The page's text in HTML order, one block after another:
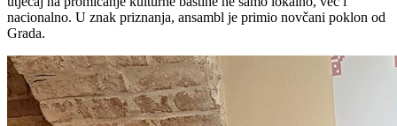
nacionalno. U znak priznanja, ansambl je primio novčani poklon od
Grada.